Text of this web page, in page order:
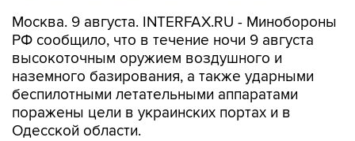
Москва. 9 августа. INTERFAX.RU - Минобороны
РФ сообщило, что в течение ночи 9 августа
высокоточным оружием воздушного и
наземного базирования, а также ударными
беспилотными летательными аппаратами
поражены цели в украинских портах и в
Одесской области.